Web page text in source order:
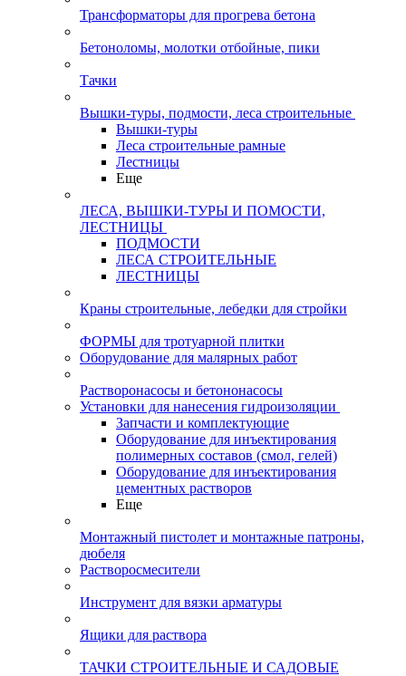
Трансформаторы для прогрева бетона
Бетоноломы, молотки отбойные, пики
Тачки
Вышки-туры, подмости, леса строительные
Вышки-туры
Леса строительные рамные
Лестницы
Еще
ЛЕСА, ВЫШКИ-ТУРЫ И ПОМОСТИ,
ЛЕСТНИЦЫ
ПОДМОСТИ
ЛЕСА СТРОИТЕЛЬНЫЕ
ЛЕСТНИЦЫ
Краны строительные, лебедки для стройки
ФОРМЫ для тротуарной плитки
Оборудование для малярных работ
Растворонасосы и бетононасосы
Установки для нанесения гидроизоляции
Запчасти и комплектующие
Оборудование для инъектирования
полимерных составов (смол, гелей)
Оборудование для инъектирования
цементных растворов
Еще
Монтажный пистолет и монтажные патроны,
дюбеля
Растворосмесители
Инструмент для вязки арматуры
Ящики для раствора
ТАЧКИ СТРОИТЕЛЬНЫЕ И САДОВЫЕ